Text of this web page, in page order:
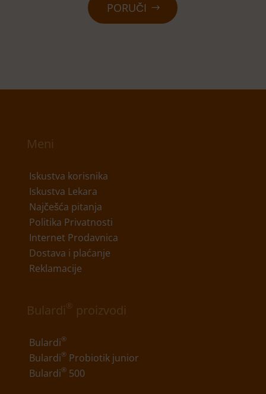
PORUČI
Meni
Iskustva korisnika
Iskustva Lekara
Najčešća pitanja
Politika Privatnosti
Internet Prodavnica
Dostava i plaćanje
Reklamacije
Bulardi ® proizvodi
Bulardi®
Bulardi®Probiotik junior
Bulardi®500